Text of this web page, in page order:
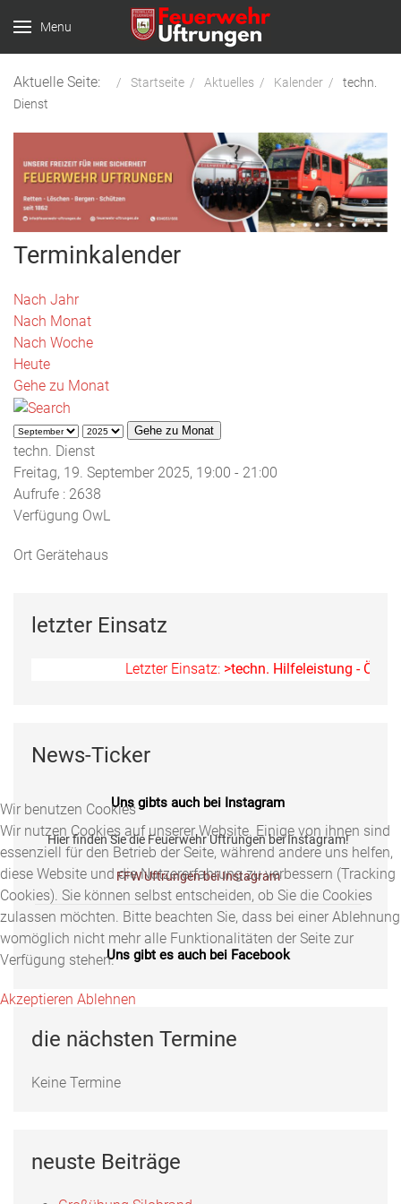
Menu
Aktuelle Seite: Startseite Aktuelles Kalender
techn.
Dienst
Terminkalender
Nach Jahr
Nach Monat
Nach Woche
Heute
Gehe zu Monat
Gehe zu Monat
techn. Dienst
Freitag, 19. September 2025, 19:00 - 21:00
Aufrufe : 2638
Verfügung OwL
Ort Gerätehaus
letzter Einsatz
Letzter Einsatz:>techn. Hilfeleistung -
News-Ticker
Uns gibts auch bei Instagram
Hier finden Sie die Feuerwehr Uftrungen bei Instagram!
FFW Uftrungen bei Instagram
Uns gibt es auch bei Facebook
Fotos, Berichte und mehr auf unserer Facebookseite!
Feuerwehr Uftrungen bei Facebook
die nächsten Termine
Keine Termine
neuste Beiträge
Wir benutzen Cookies
Wir nutzen Cookies auf unserer Website. Einige von ihnen sind
essenziell für den Betrieb der Seite, während andere uns helfen,
diese Website und die Nutzererfahrung zu verbessern (Tracking
Cookies). Sie können selbst entscheiden, ob Sie die Cookies
zulassen möchten. Bitte beachten Sie, dass bei einer Ablehnung
womöglich nicht mehr alle Funktionalitäten der Seite zur
Verfügung stehen.
Akzeptieren Ablehnen